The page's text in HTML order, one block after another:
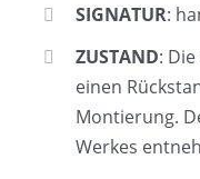
SIGNATUR:
ZUSTAND:
einen
Montierung.
Werkes